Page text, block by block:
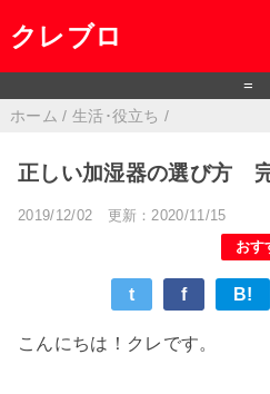
クレブロ
=
ホーム / 生活･役立ち /
正しい加湿器の選び方
2019/12/02 更新：2020/11/15
おす
t f B!
こんにちは！クレです。